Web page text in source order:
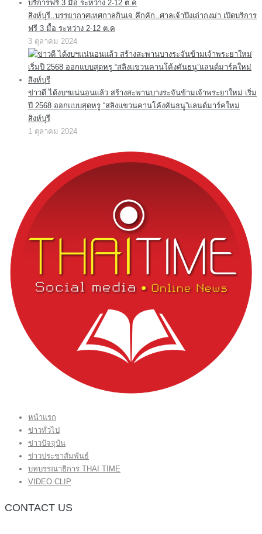
สิงห์บุรี..บรรยากาศเทศกาลกินเจ คึกคัก..ศาลเจ้าปึงเถ่ากงม่า เปิดบริการ
ฟรี 3 มื้อ ระหว่าง 2-12 ต.ค
3 ตุลาคม 2024
ข่าวดี ได้งบฯแน่นอนแล้ว สร้างสะพานบางระจันข้ามเจ้าพระยาใหม่ เริ่ม
ปี 2568 ออกแบบสุดหรู “สลิงแขวนคานโค้งคันธนู”แลนด์มาร์คใหม่
สิงห์บุรี
1 ตุลาคม 2024
หน้าแรก
ข่าวทั่วไป
ข่าวปัจจุบัน
ข่าวประชาสัมพันธ์
บทบรรณาธิการ THAI TIME
VIDEO CLIP
CONTACT US